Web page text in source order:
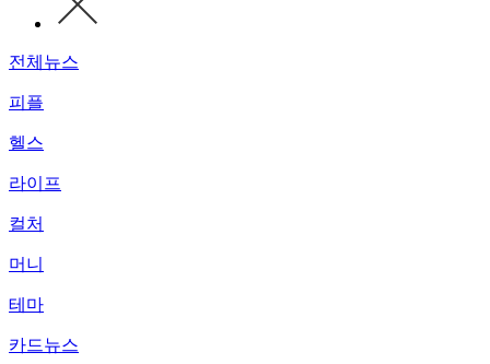
전체뉴스
피플
헬스
라이프
컬처
머니
테마
카드뉴스